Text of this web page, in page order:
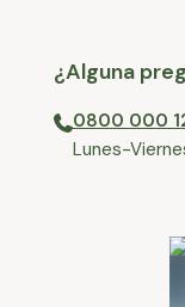
¿Alguna
0800 000
⁠Lunes-